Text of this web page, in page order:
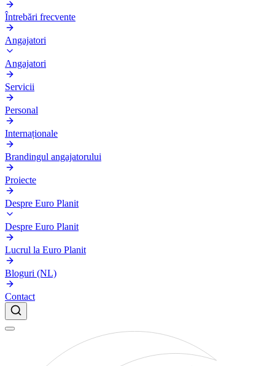
Întrebări frecvente
Angajatori
Angajatori
Servicii
Personal
Internaționale
Brandingul angajatorului
Proiecte
Despre Euro Planit
Despre Euro Planit
Lucrul la Euro Planit
Bloguri (NL)
Contact